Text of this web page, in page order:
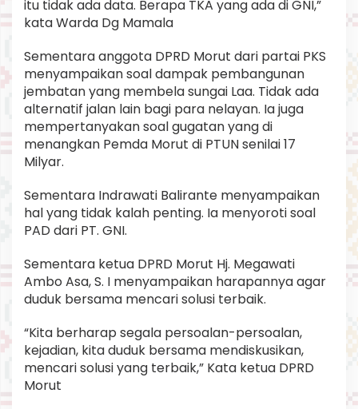
itu tidak ada data. Berapa TKA yang ada di GNI,”
kata Warda Dg Mamala
Sementara anggota DPRD Morut dari partai PKS
menyampaikan soal dampak pembangunan
jembatan yang membela sungai Laa. Tidak ada
alternatif jalan lain bagi para nelayan. Ia juga
mempertanyakan soal gugatan yang di
menangkan Pemda Morut di PTUN senilai 17
Milyar.
Sementara Indrawati Balirante menyampaikan
hal yang tidak kalah penting. Ia menyoroti soal
PAD dari PT. GNI.
Sementara ketua DPRD Morut Hj. Megawati
Ambo Asa, S. I menyampaikan harapannya agar
duduk bersama mencari solusi terbaik.
“Kita berharap segala persoalan-persoalan,
kejadian, kita duduk bersama mendiskusikan,
mencari solusi yang terbaik,” Kata ketua DPRD
Morut